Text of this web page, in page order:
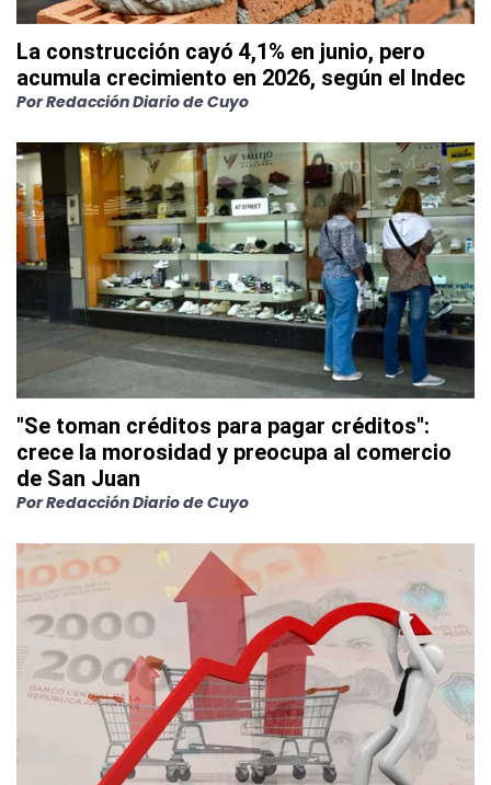
La construcción cayó 4,1% en junio, pero
acumula crecimiento en 2026, según el Indec
PorRedacción Diario de Cuyo
"Se toman créditos para pagar créditos":
crece la morosidad y preocupa al comercio
de San Juan
PorRedacción Diario de Cuyo